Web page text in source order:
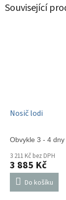
Související
Nosič lodi
Obvykle 3 - 4 dny
3 211 Kč bez DPH
3 885 Kč
Do košíku